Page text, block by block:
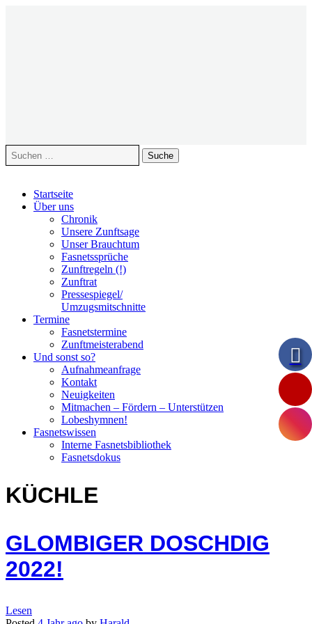
Suche
nach:
Zum
Inhalt
Startseite
Über uns
Chronik
Unsere Zunftsage
Unser Brauchtum
Fasnetssprüche
Zunftregeln (!)
Zunftrat
Pressespiegel/
Umzugsmitschnitte
Termine
Fasnetstermine
Zunftmeisterabend
Und sonst so?
Aufnahmeanfrage
Kontakt
Neuigkeiten
Mitmachen – Fördern – Unterstützen
Lobeshymnen!
Fasnetswissen
Interne Fasnetsbibliothek
Fasnetsdokus
KÜCHLE
GLOMBIGER DOSCHDIG
2022!
Lesen